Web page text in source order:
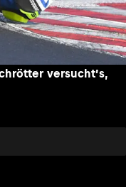
versucht’s,